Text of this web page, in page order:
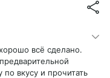
всё сделано.
вкусу и прочитать